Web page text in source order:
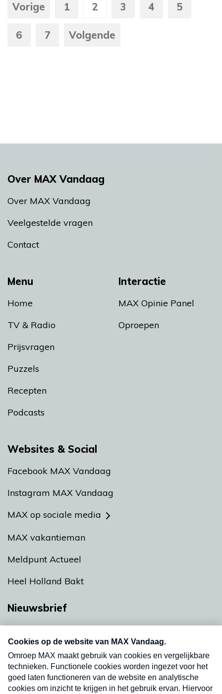
Vorige 1 2 3 4 5
6 7 Volgende
Menu
Home
TV & Radio
Prijsvragen
Puzzels
Recepten
Podcasts
Interactie
MAX Opinie Panel
Oproepen
Over MAX Vandaag
Over MAX Vandaag
Veelgestelde vragen
Contact
Websites & Social
Facebook MAX Vandaag
Instagram MAX Vandaag
MAX op sociale media
MAX vakantieman
Meldpunt Actueel
Heel Holland Bakt
Nieuwsbrief
nieuwsbrief. Elke vrijdag- en dinsdagochtend in
uw mailbox.
Verzend